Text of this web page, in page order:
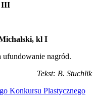
III
kl I
nagród.
Tekst: B. Stuchlik
Konkursu Plastycznego